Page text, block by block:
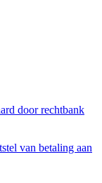
door rechtbank
van betaling aan